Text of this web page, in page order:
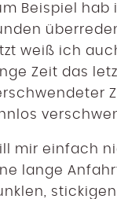
Beispiel hab
weiß ich
Zeit das
mir einfach
lange